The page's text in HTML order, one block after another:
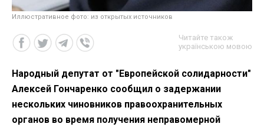
Иллюстративное фото: из открытых источников
Читайте також
українською мовою
Народный депутат от "Европейской солидарности"
Алексей Гончаренко сообщил о задержании
нескольких чиновников правоохранительных
органов во время получения неправомерной